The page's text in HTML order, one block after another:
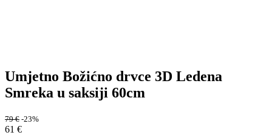
Umjetno Božićno drvce 3D Ledena
Smreka u saksiji 60cm
79€ -23%
61 €